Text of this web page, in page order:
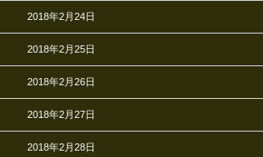
2018年2月24日
2018年2月25日
2018年2月26日
2018年2月27日
2018年2月28日